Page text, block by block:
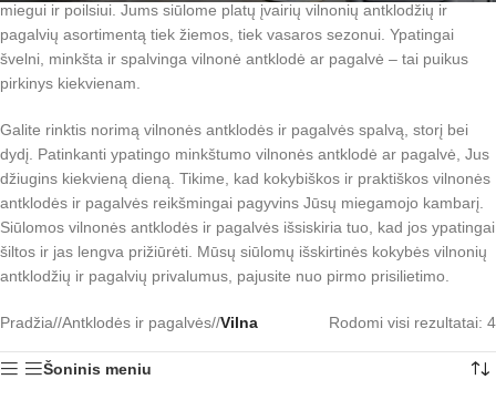
miegui ir poilsiui. Jums siūlome platų įvairių vilnonių antklodžių ir
pagalvių asortimentą tiek žiemos, tiek vasaros sezonui. Ypatingai
švelni, minkšta ir spalvinga vilnonė antklodė ar pagalvė – tai puikus
pirkinys kiekvienam.
Galite rinktis norimą vilnonės antklodės ir pagalvės spalvą, storį bei
dydį. Patinkanti ypatingo minkštumo vilnonės antklodė ar pagalvė, Jus
džiugins kiekvieną dieną. Tikime, kad kokybiškos ir praktiškos vilnonės
antklodės ir pagalvės reikšmingai pagyvins Jūsų miegamojo kambarį.
Siūlomos vilnonės antklodės ir pagalvės išsiskiria tuo, kad jos ypatingai
šiltos ir jas lengva prižiūrėti. Mūsų siūlomų išskirtinės kokybės vilnonių
antklodžių ir pagalvių privalumus, pajusite nuo pirmo prisilietimo.
Pradžia/ Antklodės ir pagalvės/ Vilna Rodomi visi rezultatai: 4
Šoninis meniu